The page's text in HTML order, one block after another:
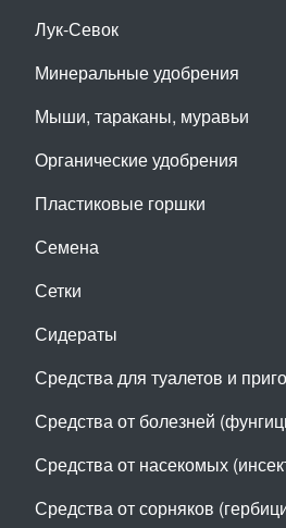
Лук-Севок
Минеральные удобрения
Мыши, тараканы, муравьи
Органические удобрения
Пластиковые горшки
Семена
Сетки
Сидераты
Средства для туалетов и
Средства от болезней
Средства от насекомых
Средства от сорняков